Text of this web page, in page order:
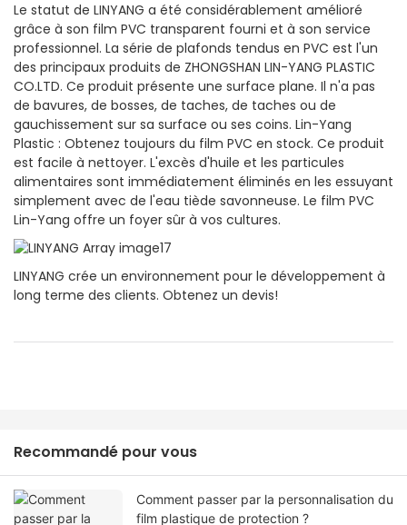
Le statut de LINYANG a été considérablement amélioré
grâce à son film PVC transparent fourni et à son service
professionnel. La série de plafonds tendus en PVC est l'un
des principaux produits de ZHONGSHAN LIN-YANG PLASTIC
CO.LTD. Ce produit présente une surface plane. Il n'a pas
de bavures, de bosses, de taches, de taches ou de
gauchissement sur sa surface ou ses coins. Lin-Yang
Plastic : Obtenez toujours du film PVC en stock. Ce produit
est facile à nettoyer. L'excès d'huile et les particules
alimentaires sont immédiatement éliminés en les essuyant
simplement avec de l'eau tiède savonneuse. Le film PVC
Lin-Yang offre un foyer sûr à vos cultures.
LINYANG crée un environnement pour le développement à
long terme des clients. Obtenez un devis!
Recommandé pour vous
Comment passer par la personnalisation du
film plastique de protection ?